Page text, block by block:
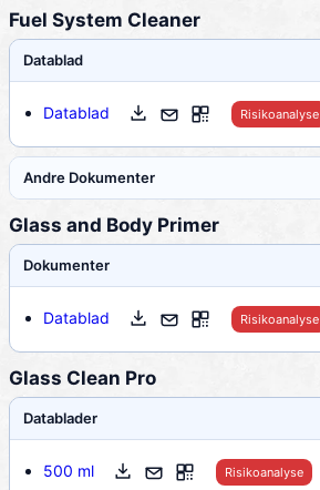
Fuel System Cleaner
Datablad
Datablad Risikoanalyse
Andre Dokumenter
Glass and Body Primer
Dokumenter
Datablad Risikoanalyse
Glass Clean Pro
Datablader
500 ml Risikoanalyse